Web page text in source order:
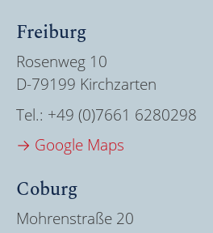
Freiburg
Rosenweg 10
D-79199 Kirchzarten
Tel.: +49 (0)7661 6280298
→ Google Maps
Coburg
Mohrenstraße 20